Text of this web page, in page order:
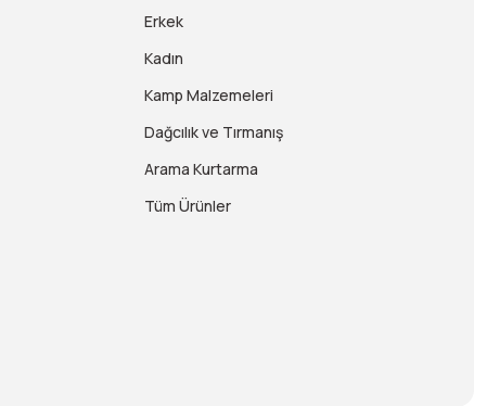
Erkek
Kadın
Kamp Malzemeleri
Dağcılık ve Tırmanış
Arama Kurtarma
Tüm Ürünler